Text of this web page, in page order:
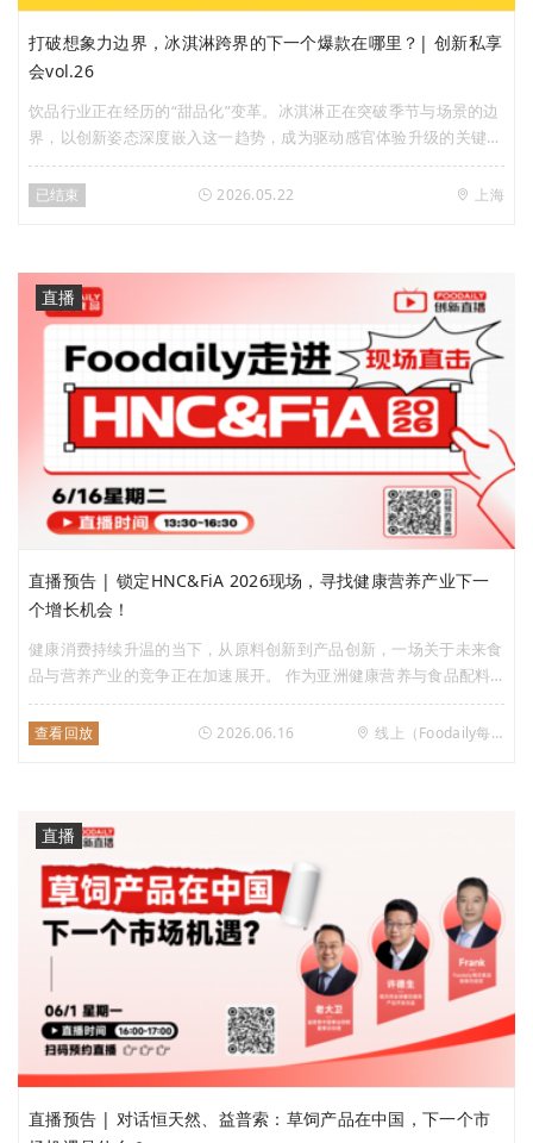
打破想象力边界，冰淇淋跨界的下一个爆款在哪里？| 创新私享
会vol.26
饮品行业正在经历的“甜品化”变革。冰淇淋正在突破季节与场景的边
界，以创新姿态深度嵌入这一趋势，成为驱动感官体验升级的关键变
量。在此背景下，Foodaily将于5月22日（周五）携手国民冰淇淋品
牌八喜，特别策划「饮品甜品化，冰淇淋跨界“卷”出新曲线」主题
已结束 2026.05.22 上海
直播
直播预告 | 锁定HNC&FiA 2026现场，寻找健康营养产业下一
个增长机会！
健康消费持续升温的当下，从原料创新到产品创新，一场关于未来食
品与营养产业的竞争正在加速展开。 作为亚洲健康营养与食品配料
领域的标志性展会，2026 HNC亚洲天然及保健品展与FiA健康天然原
料、食品配料展览会即将同期启幕。 前者立足大健康终端消费市
需求洞察到产品创新落地，从终端品牌竞争到上游技术突破，两大展
会联动构建起覆盖全产业链的创新生态，也成为观察未来十年健康食
品产业趋势的重要窗口。 2026年的创新风向又将吹向哪里？
查看回放 2026.06.16 线上（Foodaily每日食品视频号）
直播
直播预告 | 对话恒天然、益普索：草饲产品在中国，下一个市